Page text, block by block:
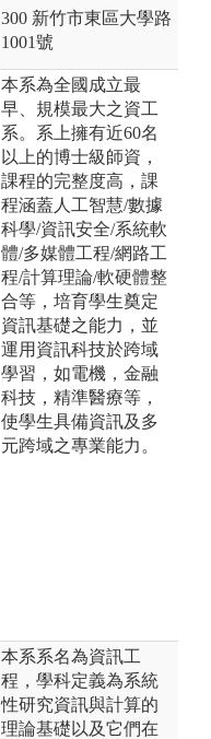
300 新竹市東區大學路
1001號
本系為全國成立最
早、規模最大之資工
系。系上擁有近60名
以上的博士級師資，
課程的完整度高，課
程涵蓋人工智慧/數據
科學/資訊安全/系統軟
體/多媒體工程/網路工
程/計算理論/軟硬體整
合等，培育學生奠定
資訊基礎之能力，並
運用資訊科技於跨域
學習，如電機，金融
科技，精準醫療等，
使學生具備資訊及多
元跨域之專業能力。
本系系名為資訊工
程，學科定義為系統
性研究資訊與計算的
理論基礎以及它們在